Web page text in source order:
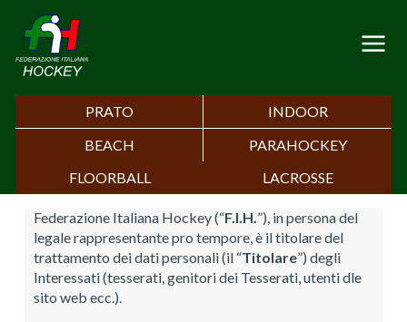
PRATO
INDOOR
BEACH
PARAHOCKEY
FLOORBALL
LACROSSE
Federazione Italiana Hockey (“F.I.H.”), in persona del
legale rappresentante pro tempore, è il titolare del
trattamento dei dati personali (il “Titolare”) degli
Interessati (tesserati, genitori dei Tesserati, utenti dle
sito web ecc.).